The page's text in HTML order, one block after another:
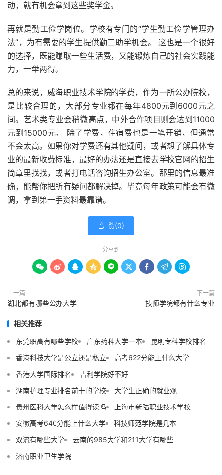
动，就有机会拿到这些奖学金。
再就是勤工俭学岗位。学校有专门的“学生勤工俭学管理办
法”，为有需要的学生提供勤工助学机会。 这也是一个很好
的选择，既能赚取一些生活费，又能锻炼自己的社会实践能
力，一举两得。
总的来说，威海职业技术学院的学费，作为一所公办院校，
是比较合理的，大部分专业都在每年4800元到6000元之
间。艺术类专业会稍微高点，中外合作项目则会达到11000
元到15000元。 除了学费，住宿费也是一笔开销，但通常
不会太高。如果你对学费还有其他疑问，或者想了解具体专
业的最新收费标准，最好的办法还是直接去学校官网的招生
简章里找找，或者打电话咨询招生办公室。那里的信息最准
确，能帮你把所有疑问都解决掉。毕竟每年政策可能会有微
调，拿到第一手资料最靠谱。
 赞(0)
分享到
        
上一篇
湖北都有哪些公办大学
下一篇
技师学院都有什么专业
相关推荐
东莞职高有哪些学校 广东药科大学一本
昆明专科学校排名
香港科技大学是公立还是私立
高考622分能上什么大学
香港大学国际排名
吉利学院好不好
湖南护理专业排名前十的学校
大学生正确的就业观
贵州医科大学怎么样值得读吗
上海市新陆职业技术学校
安徽高考640分能上什么大学
科技师范学院是几本
双流有哪些大学
云南的985大学和211大学有哪些
济南职业卫生学院